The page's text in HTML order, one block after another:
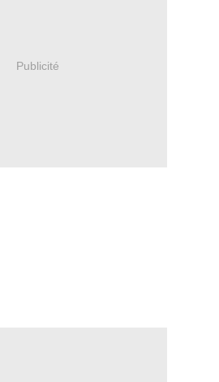
Publicité